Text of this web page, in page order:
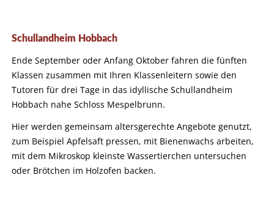
Schullandheim Hobbach
Ende September oder Anfang Oktober fahren die fünften
Klassen zusammen mit Ihren Klassenleitern sowie den
Tutoren für drei Tage in das idyllische Schullandheim
Hobbach nahe Schloss Mespelbrunn.
Hier werden gemeinsam altersgerechte Angebote genutzt,
zum Beispiel Apfelsaft pressen, mit Bienenwachs arbeiten,
mit dem Mikroskop kleinste Wassertierchen untersuchen
oder Brötchen im Holzofen backen.